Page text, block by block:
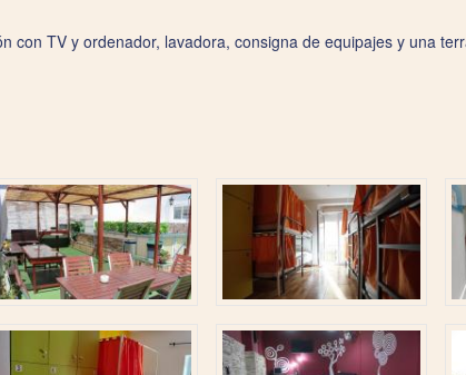
con TV y ordenador, lavadora, consigna de equipajes y una